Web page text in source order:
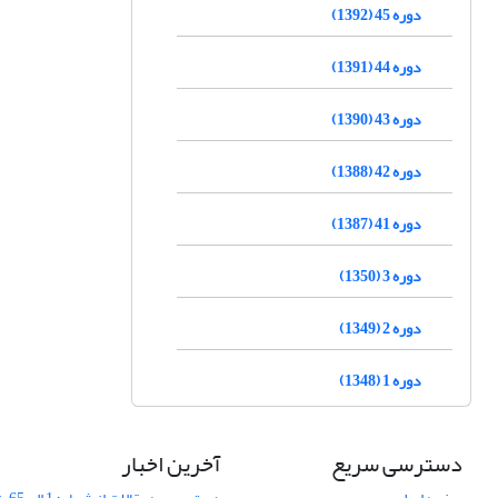
دوره 45 (1392)
دوره 44 (1391)
دوره 43 (1390)
دوره 42 (1388)
دوره 41 (1387)
دوره 3 (1350)
دوره 2 (1349)
دوره 1 (1348)
دسترسی سریع آخرین اخبار